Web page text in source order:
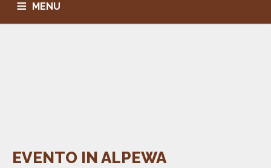
MENU
EVENTO IN ALPEWA